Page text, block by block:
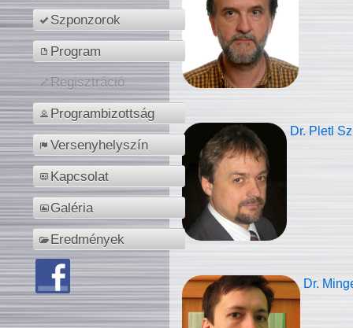
Szponzorok
Program
Regisztráció
Programbizottság
Versenyhelyszín
Kapcsolat
Galéria
Eredmények
Dr. Pletl
Dr.